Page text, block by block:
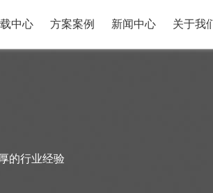
中心 方案案例 新闻中心 关于我
的行业经验